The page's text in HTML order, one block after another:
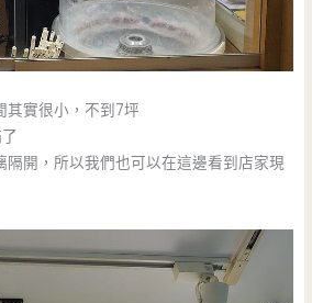
其實很小，不到7坪
隔開，所以我們也可以在這邊看到店家現